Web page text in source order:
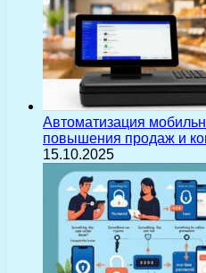
Автоматизация
повышения продаж и
15.10.2025